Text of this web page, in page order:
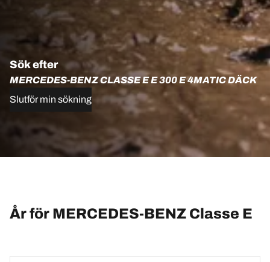
Sök efter
MERCEDES-BENZ CLASSE E E 300 E 4MATIC DÄCK
Slutför min sökning
År för MERCEDES-BENZ Classe E